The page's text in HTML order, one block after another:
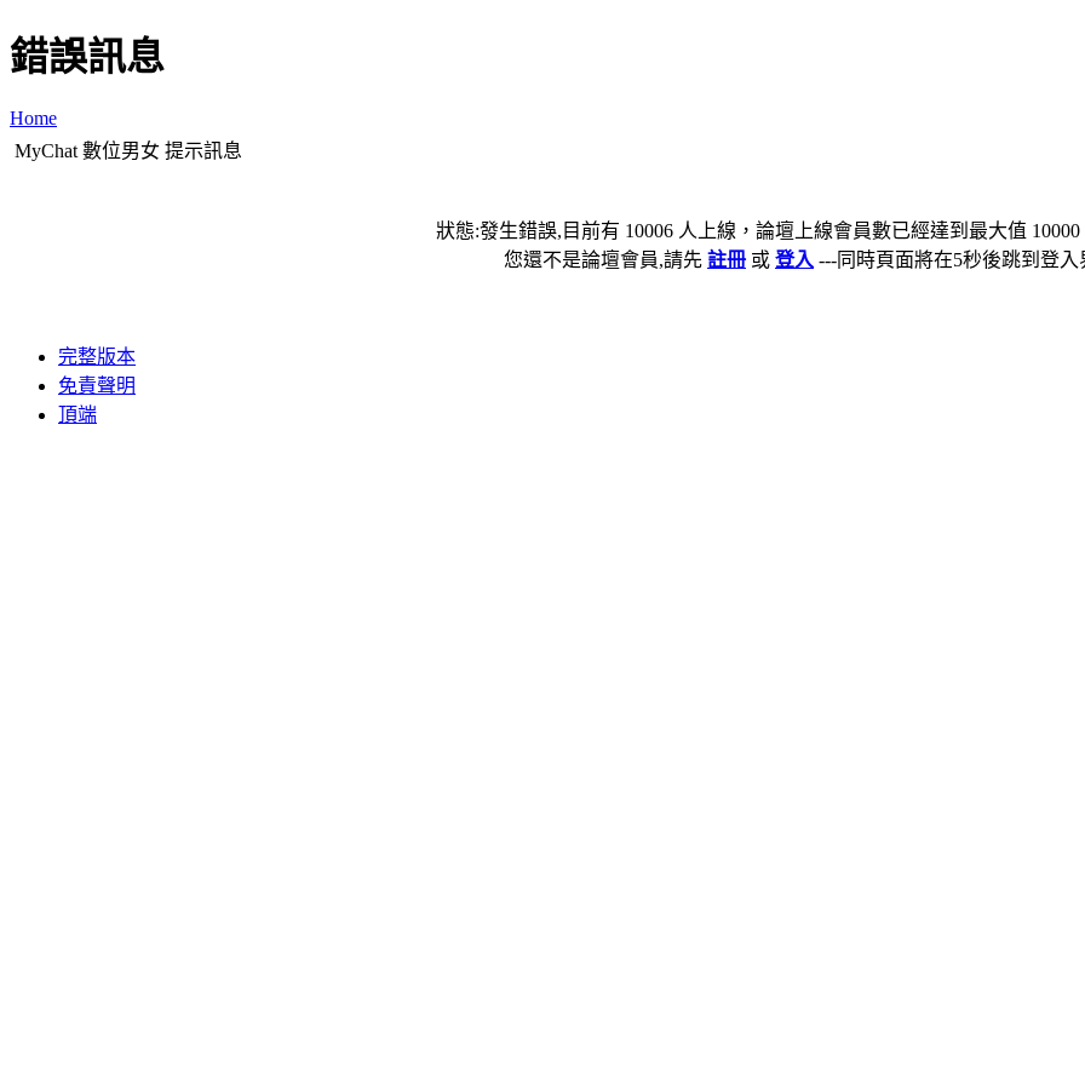
錯誤訊息
Home
MyChat 數位男女 提示訊息
狀態:發生錯誤,目前有 10006 人上線，論壇上線會員數已經達到最大值
您還不是論壇會員,請先 註冊 或 登入 ---同時頁面將在5秒後跳到登入
完整版本
免責聲明
頂端